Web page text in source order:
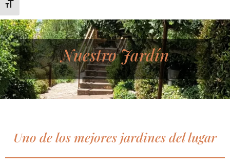
Alternar tamaño de letra
Nuestro Jardín
Uno de los mejores jardines del lugar